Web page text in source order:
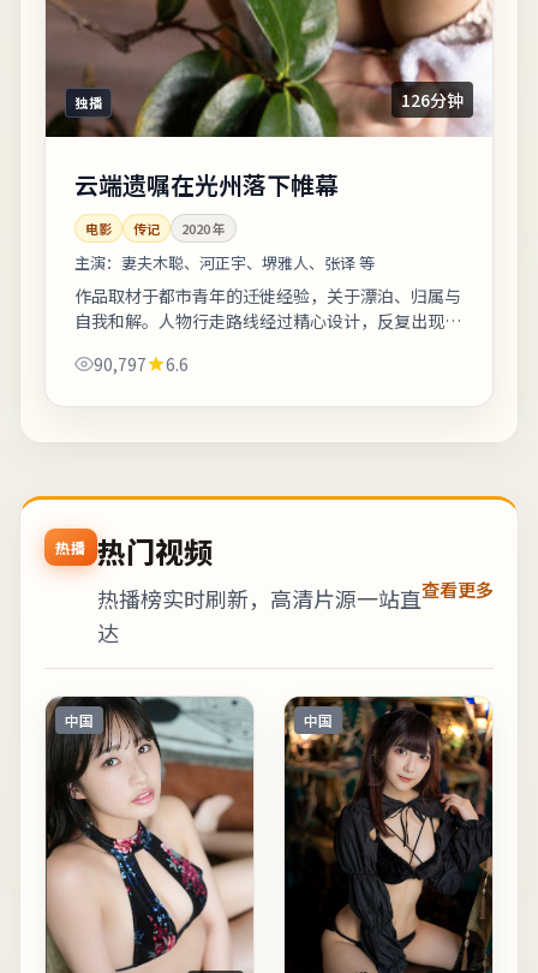
独播 126分钟
云端遗嘱在光州落下帷幕
电影 传记 2020年
主演： 妻夫木聪、河正宇、堺雅人、张译 等
作品取材于都市青年的迁徙经验，关于漂泊、归属与
自我和解。人物行走路线经过精心设计，反复出现的
晰、人物动机可信的作品，值得安静看完。...
90,797 6.6
热播 热门视频
热播榜实时刷新，高清片源一站直
达
查看更多
中国 中国